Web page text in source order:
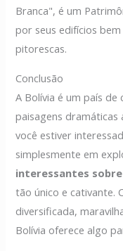
Branca", é um
por seus edifícios
pitorescas.
Conclusão
A Bolívia é um país
paisagens dramáticas
você estiver
simplesmente em
interessantes
tão único e cativante.
diversificada,
Bolívia oferece algo